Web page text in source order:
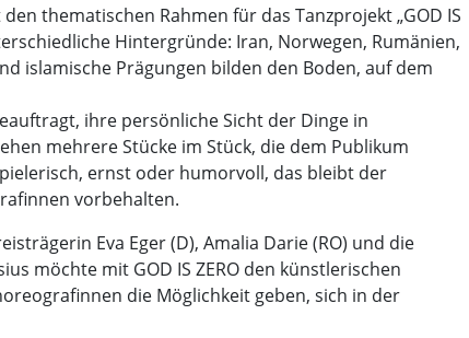
thematischen Rahmen für das Tanzprojekt „GOD IS
Hintergründe: Iran, Norwegen, Rumänien,
islamische Prägungen bilden den Boden, auf dem
ihre persönliche Sicht der Dinge in
mehrere Stücke im Stück, die dem Publikum
ernst oder humorvoll, das bleibt der
vorbehalten.
Eva Eger (D), Amalia Darie (RO) und die
möchte mit GOD IS ZERO den künstlerischen
die Möglichkeit geben, sich in der